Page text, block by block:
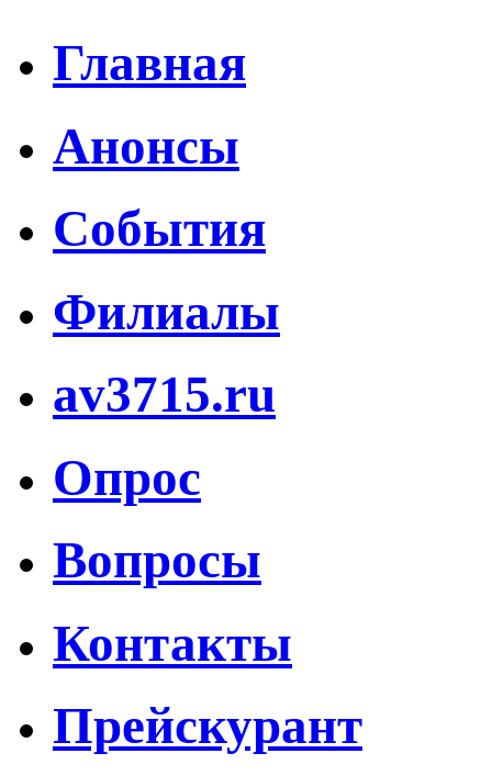
Главная
Анонсы
События
Филиалы
av3715.ru
Опрос
Вопросы
Контакты
Прейскурант